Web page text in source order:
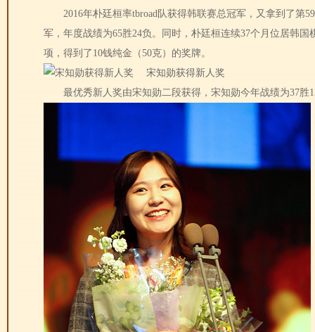
2016年朴廷桓率tbroad队获得韩联赛总冠军，又拿到了第
军，年度战绩为65胜24负。同时，朴廷桓连续37个月位居韩
项，得到了10钱纯金（50克）的奖牌。
宋知勋获得新人奖
最优秀新人奖由宋知勋二段获得，宋知勋今年战绩为37胜